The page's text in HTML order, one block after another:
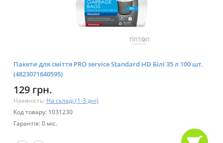
Пакети для сміття PRO service Standard HD Білі 35 л 100 шт.
(4823071640595)
129 грн.
Наявність: На складі (1-3 дні)
Код товару: 1031230
Гарантія: 0 міс.